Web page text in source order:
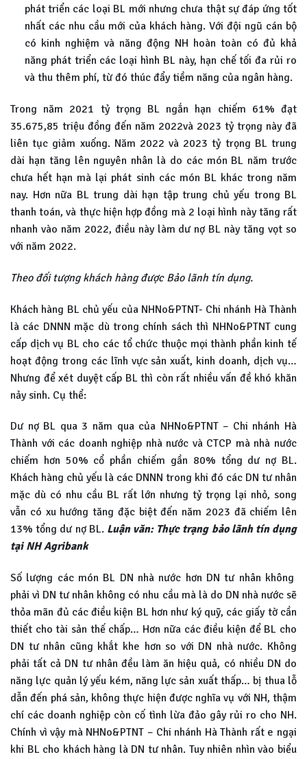
phát triển các loại BL mới nhưng chưa thật sự đáp ứng tốt
nhất các nhu cầu mới của khách hàng. Với đội ngũ cán bộ
có kinh nghiệm và năng động NH hoàn toàn có đủ khả
năng phát triển các loại hình BL này, hạn chế tối đa rủi ro
và thu thêm phí, từ đó thúc đẩy tiềm năng của ngân hàng.
Trong năm 2021 tỷ trọng BL ngắn hạn chiếm 61% đạt
35.675,85 triệu đồng đến năm 2022và 2023 tỷ trọng này đã
liên tục giảm xuống. Năm 2022 và 2023 tỷ trọng BL trung
dài hạn tăng lên nguyên nhân là do các món BL năm trước
chưa hết hạn mà lại phát sinh các món BL khác trong năm
nay. Hơn nữa BL trung dài hạn tập trung chủ yếu trong BL
thanh toán, và thực hiện hợp đồng mà 2 loại hình này tăng rất
nhanh vào năm 2022, điều này làm dư nợ BL này tăng vọt so
với năm 2022.
Theo đối tượng khách hàng được Bảo lãnh tín dụng.
Khách hàng BL chủ yếu của NHNo&PTNT- Chi nhánh Hà Thành
là các DNNN mặc dù trong chính sách thì NHNo&PTNT cung
cấp dịch vụ BL cho các tổ chức thuộc mọi thành phần kinh tế
hoạt động trong các lĩnh vực sản xuất, kinh doanh, dịch vụ…
Nhưng để xét duyệt cấp BL thì còn rất nhiều vấn đề khó khăn
nảy sinh. Cụ thể:
Dư nợ BL qua 3 năm qua của NHNo&PTNT – Chi nhánh Hà
Thành với các doanh nghiệp nhà nước và CTCP mà nhà nước
chiếm hơn 50% cổ phần chiếm gần 80% tổng dư nợ BL.
Khách hàng chủ yếu là các DNNN trong khi đó các DN tư nhân
mặc dù có nhu cầu BL rất lớn nhưng tỷ trọng lại nhỏ, song
vẫn có xu hướng tăng đặc biệt đến năm 2023 đã chiếm lên
13% tổng dư nợ BL. Luận văn: Thực trạng bảo lãnh tín dụng
tại NH Agribank
Số lượng các món BL DN nhà nước hơn DN tư nhân không
phải vì DN tư nhân không có nhu cầu mà là do DN nhà nước sẽ
thỏa mãn đủ các điều kiện BL hơn như ký quỹ, các giấy tờ cần
thiết cho tài sản thế chấp… Hơn nữa các điều kiện để BL cho
DN tư nhân cũng khắt khe hơn so với DN nhà nước. Không
phải tất cả DN tư nhân đều làm ăn hiệu quả, có nhiều DN do
năng lực quản lý yếu kém, năng lực sản xuất thấp… bị thua lỗ
dẫn đến phá sản, không thực hiện được nghĩa vụ với NH, thậm
chí các doanh nghiệp còn cố tình lừa đảo gây rủi ro cho NH.
Chính vì vậy mà NHNo&PTNT – Chi nhánh Hà Thành rất e ngại
khi BL cho khách hàng là DN tư nhân. Tuy nhiên nhìn vào biểu